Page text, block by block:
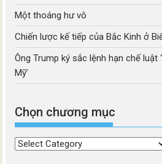
Một thoáng hư vô
Chiến lược kế tiếp của Bắc Kinh ở
Ông Trump ký sắc lệnh hạn chế luật
Mỹ’
Chọn chương mục
Chọn